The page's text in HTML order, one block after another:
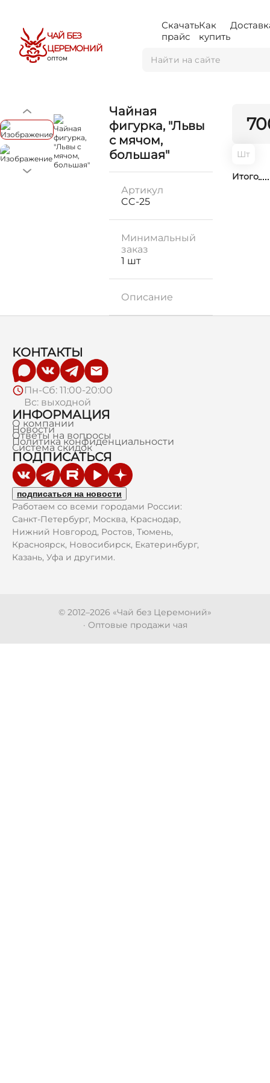
ЧАЙ БЕЗ
ЦЕРЕМОНИЙ
ОПТОМ
Скачать
прайс
Как
купить
Чайная
фигурка, "Львы
с мячом,
большая"
Артикул
CC-25
Минимальный
заказ
1 шт
Описание
Шт
Итого
КОНТАКТЫ
Пн-Сб: 11:00-20:00
Вс: выходной
ИНФОРМАЦИЯ
О компании
Новости
Ответы на вопросы
Политика конфиденциальности
Система скидок
ПОДПИСАТЬСЯ
подписаться на новости
Работаем со всеми городами России:
Санкт-Петербург, Москва, Краснодар,
Нижний Новгород, Ростов, Тюмень,
Красноярск, Новосибирск, Екатеринбург,
Казань, Уфа и другими.
© 2012–2026 «Чай без Церемоний»
· Оптовые продажи чая